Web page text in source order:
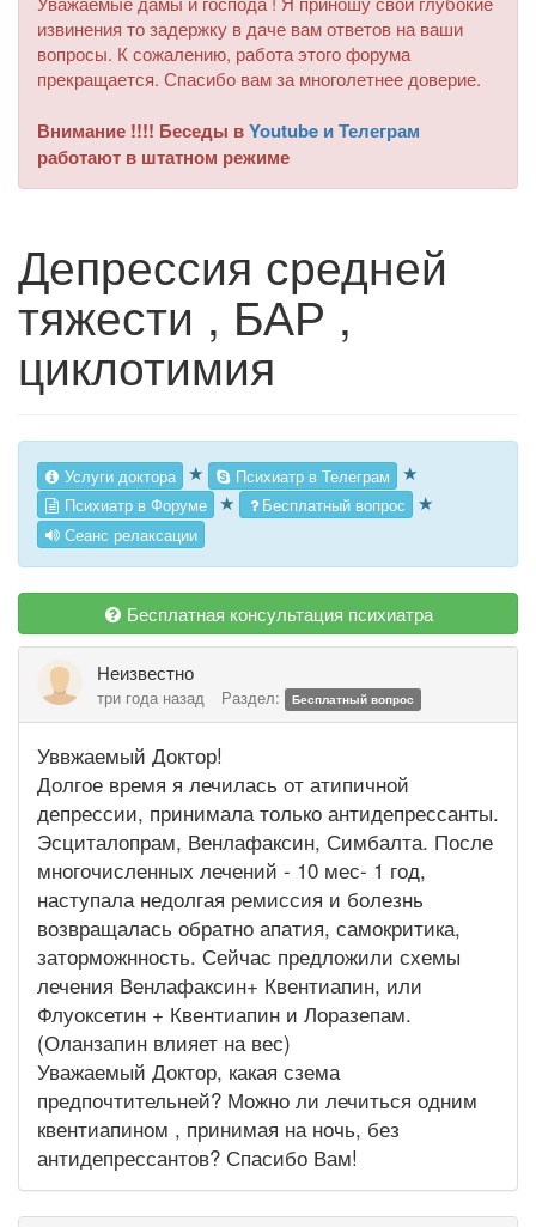
извинения то задержку в даче вам ответов на ваши
вопросы. К сожалению, работа этого форума
прекращается. Спасибо вам за многолетнее доверие.
Внимание !!!! Беседы вYoutube и Телеграм
работают в штатном режиме
Депрессия средней
тяжести , БАР ,
циклотимия
Услуги доктора ★ Психиатр в Телеграм ★
Психиатр в Форуме ★ Бесплатный вопрос ★
Сеанс релаксации
Бесплатная консультация психиатра
Неизвестно
три года назад Раздел: Бесплатный вопрос
Уввжаемый Доктор!
Долгое время я лечилась от атипичной
депрессии, принимала только антидепрессанты.
Эсциталопрам, Венлафаксин, Симбалта. После
многочисленных лечений - 10 мес- 1 год,
наступала недолгая ремиссия и болезнь
возвращалась обратно апатия, самокритика,
заторможнность. Сейчас предложили схемы
лечения Венлафаксин+ Квентиапин, или
Флуоксетин + Квентиапин и Лоразепам.
(Оланзапин влияет на вес)
Уважаемый Доктор, какая сзема
предпочтительней? Можно ли лечиться одним
квентиапином , принимая на ночь, без
антидепрессантов? Спасибо Вам!